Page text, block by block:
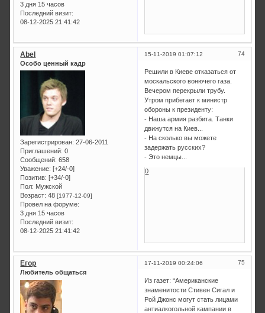
3 дня 15 часов
Последний визит:
08-12-2025 21:41:42
74
15-11-2019 01:07:12
Abel
Особо ценный кадр
Зарегистрирован: 27-06-2011
Приглашений: 0
Сообщений: 658
Уважение: [+24/-0]
Позитив: [+34/-0]
Пол: Мужской
Возраст: 48[1977-12-09]
Провел на форуме:
3 дня 15 часов
Последний визит:
08-12-2025 21:41:42
Решили в Киеве отказаться от
москальского вонючего газа.
Вечером перекрыли трубу.
Утром прибегает к министр
обороны к президенту:
- Наша армия разбита. Танки
движутся на Киев...
- На сколько вы можете
задержать русских?
- Это немцы...
0
75
17-11-2019 00:24:06
Егор
Любитель общаться
Из газет: “Американские
знаменитости Стивен Сигал и
Рой Джонс могут стать лицами
антиалкогольной кампании в